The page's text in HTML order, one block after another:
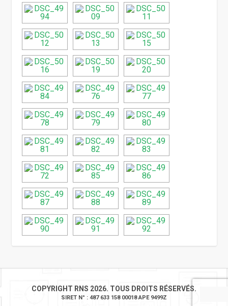
COPYRIGHT RNS 2026. TOUS DROITS RÉSERVÉS.
SIRET N° : 487 633 158 00018 APE 9499Z